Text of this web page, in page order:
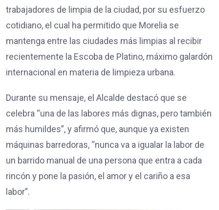
trabajadores de limpia de la ciudad, por su esfuerzo
cotidiano, el cual ha permitido que Morelia se
mantenga entre las ciudades más limpias al recibir
recientemente la Escoba de Platino, máximo galardón
internacional en materia de limpieza urbana.
Durante su mensaje, el Alcalde destacó que se
celebra “una de las labores más dignas, pero también
más humildes”, y afirmó que, aunque ya existen
máquinas barredoras, “nunca va a igualar la labor de
un barrido manual de una persona que entra a cada
rincón y pone la pasión, el amor y el cariño a esa
labor”.